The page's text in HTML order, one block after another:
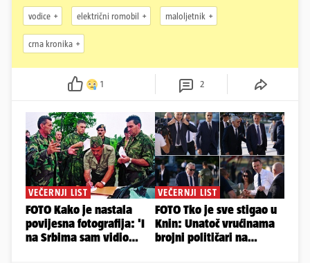
vodice električni romobil maloljetnik
crna kronika
1 2